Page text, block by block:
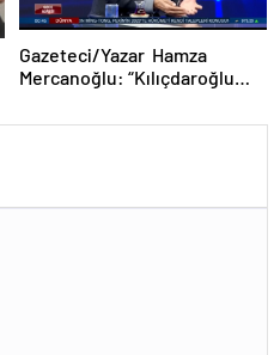
Gazeteci/Yazar Hamza
Mercanoğlu: “Kılıçdaroğlu
kalacaktır”